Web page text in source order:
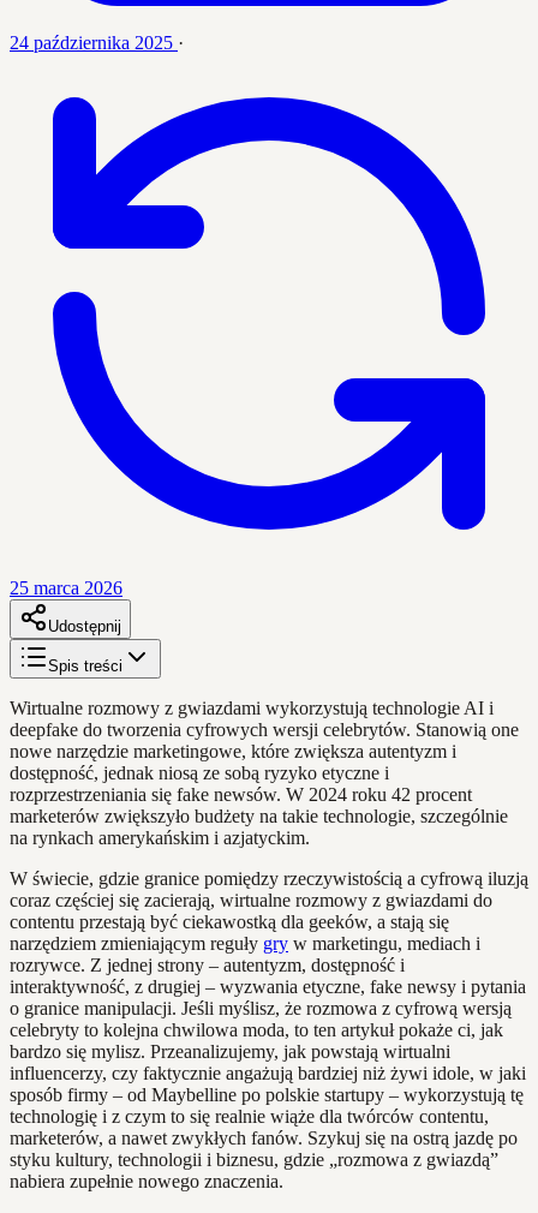
24 października 2025 ·
25 marca 2026
Udostępnij
Spis treści
Wirtualne rozmowy z gwiazdami wykorzystują technologie AI i
deepfake do tworzenia cyfrowych wersji celebrytów. Stanowią one
nowe narzędzie marketingowe, które zwiększa autentyzm i
dostępność, jednak niosą ze sobą ryzyko etyczne i
rozprzestrzeniania się fake newsów. W 2024 roku 42 procent
marketerów zwiększyło budżety na takie technologie, szczególnie
na rynkach amerykańskim i azjatyckim.
W świecie, gdzie granice pomiędzy rzeczywistością a cyfrową iluzją
coraz częściej się zacierają, wirtualne rozmowy z gwiazdami do
contentu przestają być ciekawostką dla geeków, a stają się
narzędziem zmieniającym reguły gry w marketingu, mediach i
rozrywce. Z jednej strony – autentyzm, dostępność i
interaktywność, z drugiej – wyzwania etyczne, fake newsy i pytania
o granice manipulacji. Jeśli myślisz, że rozmowa z cyfrową wersją
celebryty to kolejna chwilowa moda, to ten artykuł pokaże ci, jak
bardzo się mylisz. Przeanalizujemy, jak powstają wirtualni
influencerzy, czy faktycznie angażują bardziej niż żywi idole, w jaki
sposób firmy – od Maybelline po polskie startupy – wykorzystują tę
technologię i z czym to się realnie wiąże dla twórców contentu,
marketerów, a nawet zwykłych fanów. Szykuj się na ostrą jazdę po
styku kultury, technologii i biznesu, gdzie „rozmowa z gwiazdą”
nabiera zupełnie nowego znaczenia.